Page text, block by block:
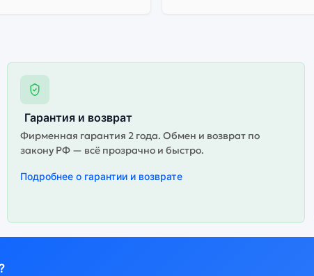
Гарантия и возврат
Фирменная гарантия 2 года. Обмен и возврат по
закону РФ — всё прозрачно и быстро.
Подробнее о гарантии и возврате